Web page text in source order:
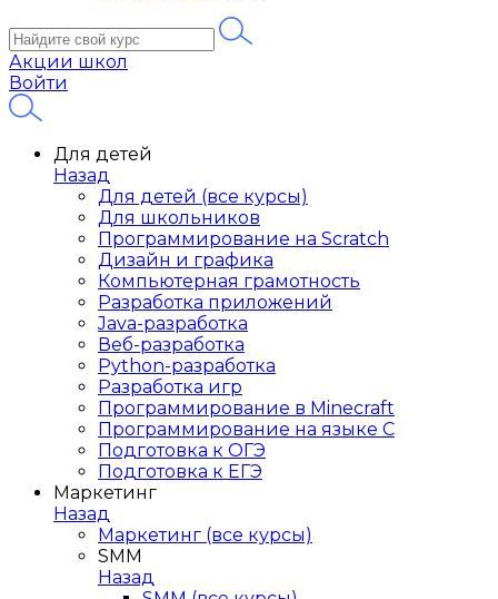
Акции школ
Войти
Для детей
Назад
Для детей (все курсы)
Для школьников
Программирование на Scratch
Дизайн и графика
Компьютерная грамотность
Разработка приложений
Java-разработка
Веб-разработка
Python-разработка
Разработка игр
Программирование в Minecraft
Программирование на языке C
Подготовка к ОГЭ
Подготовка к ЕГЭ
Маркетинг
Назад
Маркетинг (все курсы)
SMM
Назад